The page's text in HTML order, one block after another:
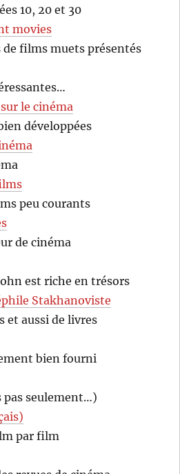
10, 20 et 30
movies
de films muets présentés
le cinéma
développées
peu courants
de cinéma
est riche en trésors
Stakhanoviste
et aussi de livres
bien fourni
pas seulement…)
par film